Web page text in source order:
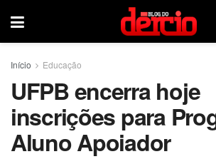
Início Educação
UFPB encerra hoje
inscrições para
Aluno Apoiador